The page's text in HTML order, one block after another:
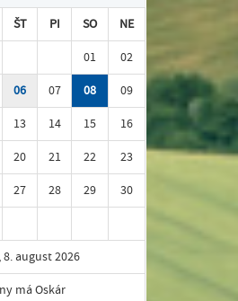
ŠT PI SO
NE
01
02
06 07 08
09
13 14 15
16
20 21 22
23
27 28 29
30
august 2026
má Oskár